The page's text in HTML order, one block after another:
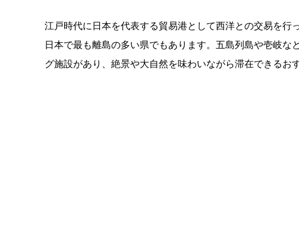
江戸時代に日本を代表する貿易港として西洋との交易を
日本で最も離島の多い県でもあります。五島列島や壱岐
グ施設があり、絶景や大自然を味わいながら滞在できるお